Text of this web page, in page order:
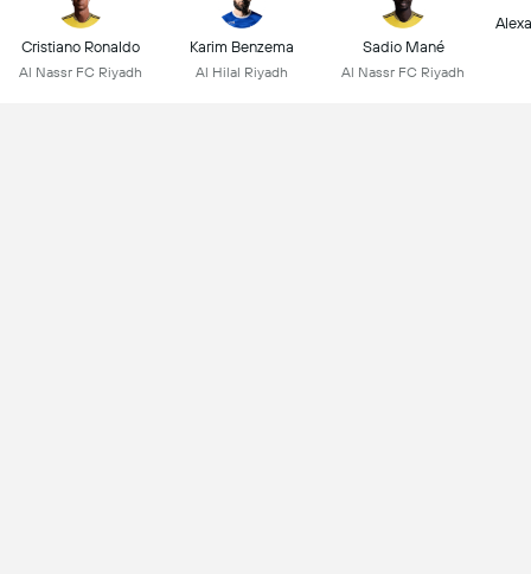
Cristiano Ronaldo
Al Nassr FC Riyadh
Karim Benzema
Al Hilal Riyadh
Sadio Mané
Al Nassr FC Riyadh